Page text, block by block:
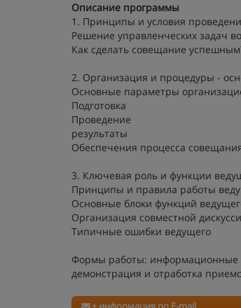
Описание программы
1. Принципы и условия
Решение управленческих задач
Как сделать совещание
2. Организация и процедуры -
Основные параметры
Подготовка
Проведение
результаты
Обеспечения процесса
3. Ключевая роль и функции
Принципы и правила работы
Основные блоки функций
Организация совместной
Типичные ошибки ведущего
Формы работы: информационные
демонстрация и отработка